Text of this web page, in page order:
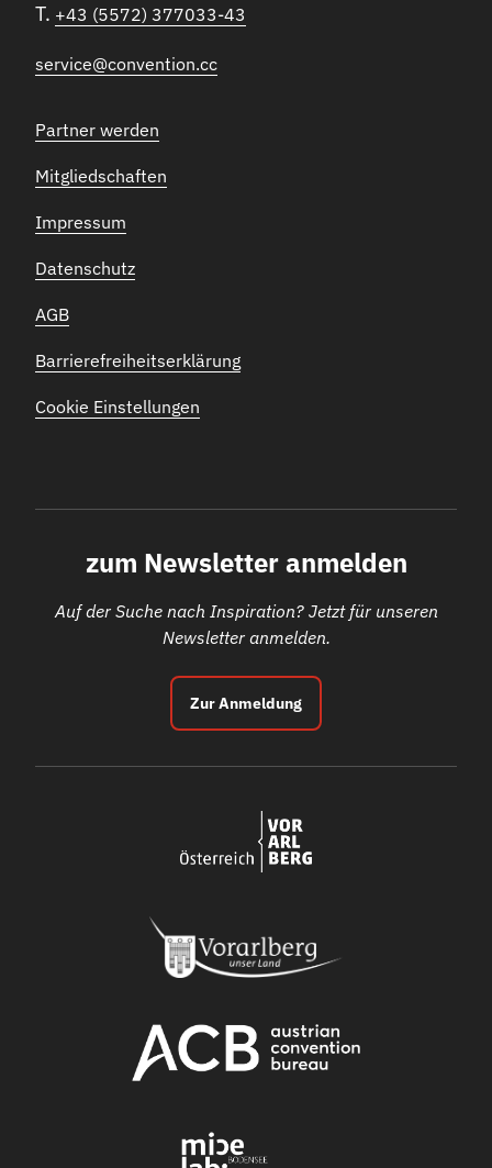
T. +43 (5572) 377033-43
service@convention.cc
Partner werden
Mitgliedschaften
Impressum
Datenschutz
AGB
Barrierefreiheitserklärung
Cookie Einstellungen
zum Newsletter anmelden
Auf der Suche nach Inspiration? Jetzt für unseren
Newsletter anmelden.
Zur Anmeldung